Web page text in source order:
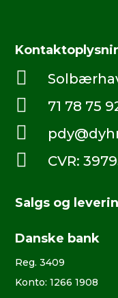

 71 78 75

 CVR:
Salgs og
Danske bank
Reg. 3409
Konto: 1266 1908